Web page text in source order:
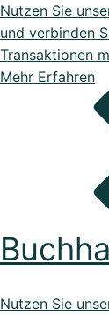
Nutzen Sie
und verbinden
Transaktionen
Mehr Erfahren
Nutzen Sie